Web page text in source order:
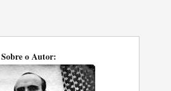
Sobre o Autor: